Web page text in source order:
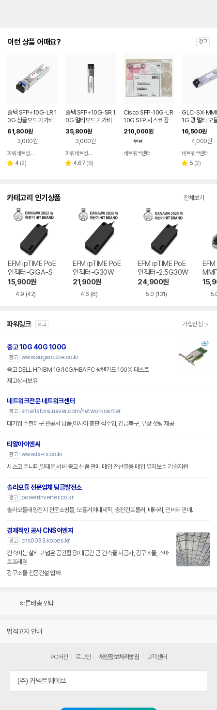
이런 상품 어때요? 광고
솔텍 SFP+10G-LR 1
0G 싱글모드 기가비
트 광모듈 지빅
61,800원
3,000원
파워네트정보통신
별 4 리
(2)
솔텍 SFP+10G-SR 1
0G 멀티모드 기가비
트 광모듈 지빅
35,800원
3,000원
파워네트정보통신
별 4.67 리
(6)
Cisco SFP-10G-LR
10G SFP 시스코 광
싱글 모듈, 10년보증
210,000원
무료
네트워크센터
GLC-SX-
1G 광 멀티 모
o, Fortinet,
e, Dell,
1G SFP
e, 10년보증
16,500원
4,000원
네트워크센터
별 5 리
(2)
카테고리 인기상품 전체보기
EFM ipTIME PoE
인젝터-GIGA-S
15,900원
4.9 (42)
EFM ipTIME PoE
인젝터-G30W
21,900원
4.6 (6)
EFM ipTIME PoE
인젝터-2.5G30W
24,900원
5.0 (131)
파워링크 광고 가입신청
중고 10G 40G 100G
광고 www.sugarcube.co.kr
중고 DELL HP IBM 1G/10G/HBA FC 광랜카드 100% 테스트
재고상시보유
네트워크전문 네트워크센터
광고 smartstore.naver.com/networkcenter
대기업 주한미군 관공서 납품,아시아 총판 직수입, 긴급복구, 무상 셋팅 제공
티알아이엔씨
광고 www.tx-rx.co.kr
시스코,주니퍼,알테온,서버 중고 신품 판매 매입 전산불용 매입 유지보수 기술지원
솔라모듈 전문업체 팅클발전소
광고
powerinverter.co.kr
솔라모듈태양전지 전문쇼핑몰, 모듈거치대제작, 충전컨트롤러, 배터리, 인버터 판매.
경제적인 공사 CNS이엔지
광고
cns0033.kobes.kr
건축미는 살리고 넓은 공간활용! 대공간 큰 건축물 시공사, 강구조물, 스마
트프레임
강구조물 전문건설 업체!
빠른배송 안내
법적고지 안내
PC버전 로그인 개인정보처리방침 고객센터
(주) 커넥트웨이브